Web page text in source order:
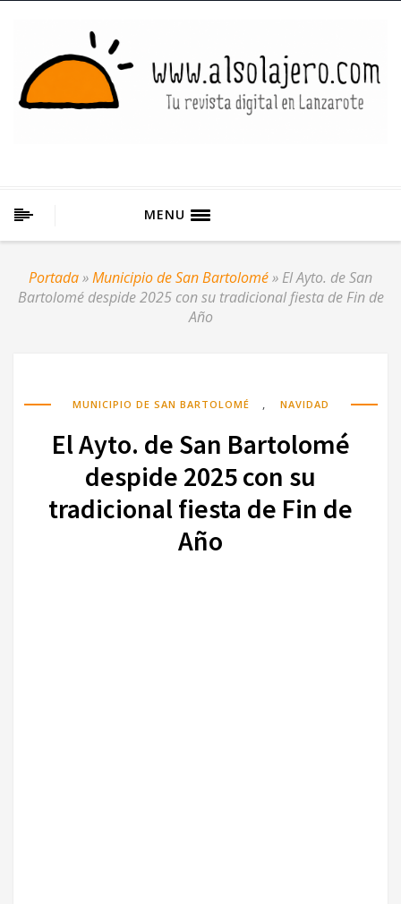
MENU
Portada»Municipio de San Bartolomé» El Ayto. de San
Bartolomé despide 2025 con su tradicional fiesta de Fin de
Año
MUNICIPIO DE SAN BARTOLOMÉ , NAVIDAD
El Ayto. de San Bartolomé
despide 2025 con su
tradicional fiesta de Fin de
Año